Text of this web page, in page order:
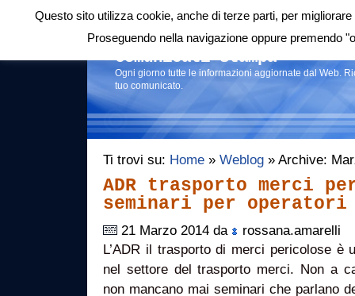
Login|RSS |
Comunicati stampa
Ogni giorno tutte le informazioni aggiornate dal Web.
tuo comunicato.
Ti trovi su: Home » Weblog » Archive:
ADR trasporto merci
seminari per operatori
21 Marzo 2014 da
rossana.amarelli
L’ADR il trasporto di merci pericolose è
nel settore del trasporto merci. Non a
non mancano mai seminari che parlano
Questo sito utilizza cookie, anche di terze parti, per
Proseguendo nella navigazione oppure premendo